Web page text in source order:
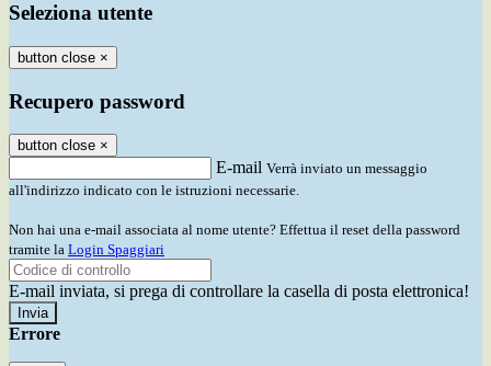
Seleziona utente
button close ×
Recupero password
button close ×
E-mail Verrà inviato un messaggio
all'indirizzo indicato con le istruzioni necessarie.
Non hai una e-mail associata al nome utente? Effettua il reset della password
tramite la Login Spaggiari
E-mail inviata, si prega di controllare la casella di posta elettronica!
Errore